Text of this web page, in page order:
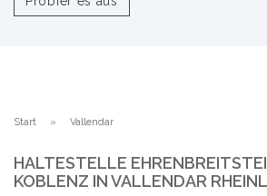
Start Vallendar
HALTESTELLE
KOBLENZ IN VALLENDAR